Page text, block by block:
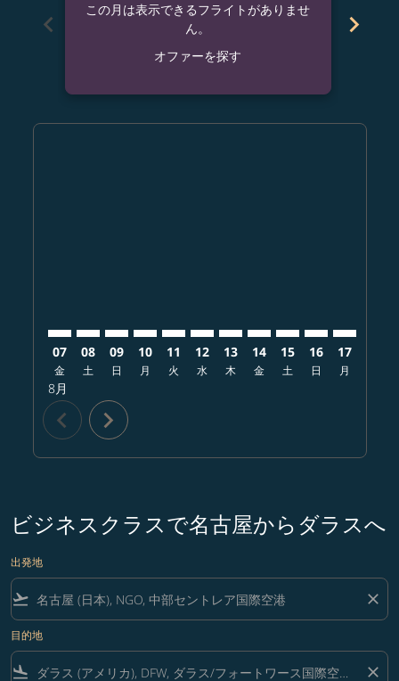
chevron_left
この月は表示できるフライトがありませ
ん。
オファーを探す
chevron_right
07
金
8月
08
土
09
日
10
月
11
火
12
水
13
木
14
金
15
土
16
日
17
月
chevron_left chevron_right
ビジネスクラスで名古屋からダラスへ
出発地
flight_takeoff close
目的地
flight_land close